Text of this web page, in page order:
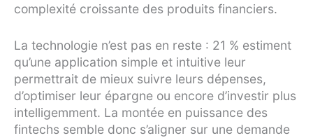
complexité croissante des produits financiers.
La technologie n’est pas en reste : 21 % estiment
qu’une application simple et intuitive leur
permettrait de mieux suivre leurs dépenses,
d’optimiser leur épargne ou encore d’investir plus
intelligemment. La montée en puissance des
fintechs semble donc s’aligner sur une demande